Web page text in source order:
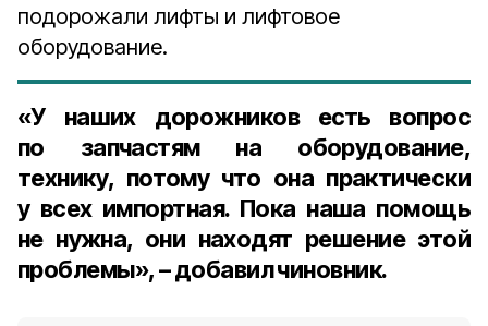
подорожали лифты и лифтовое
оборудование.
«У наших дорожников есть вопрос
по запчастям на оборудование,
технику, потому что она практически
у всех импортная. Пока наша помощь
не нужна, они находят решение этой
проблемы», – добавил чиновник.